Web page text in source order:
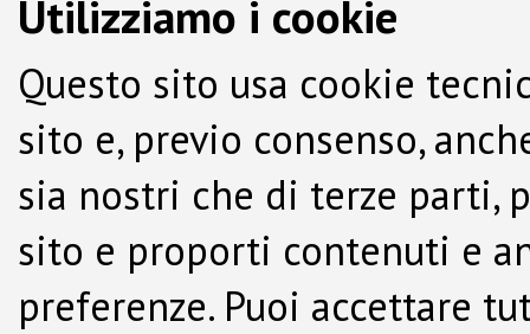
Utilizziamo i cookie
Questo sito usa cookie
sito e, previo consenso,
sia nostri che di terze parti,
sito e proporti contenuti e
preferenze. Puoi accettare